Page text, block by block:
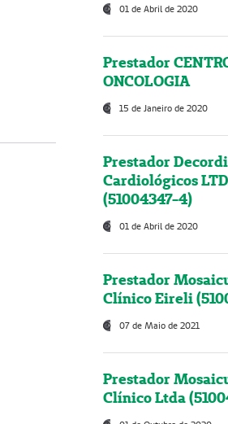
01 de Abril de 2020
Prestador
ONCOLOGIA
15 de Janeiro de 2020
Prestador
Cardiológicos
(51004347-4)
01 de Abril de 2020
Prestador
Clínico Eireli
07 de Maio de 2021
Prestador
Clínico Ltda